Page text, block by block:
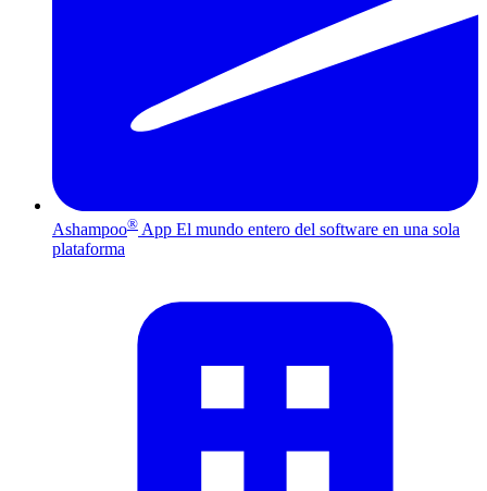
Ashampoo® App El mundo entero del software en una sola
plataforma